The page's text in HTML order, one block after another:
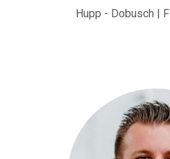
Hupp - Dobusch |